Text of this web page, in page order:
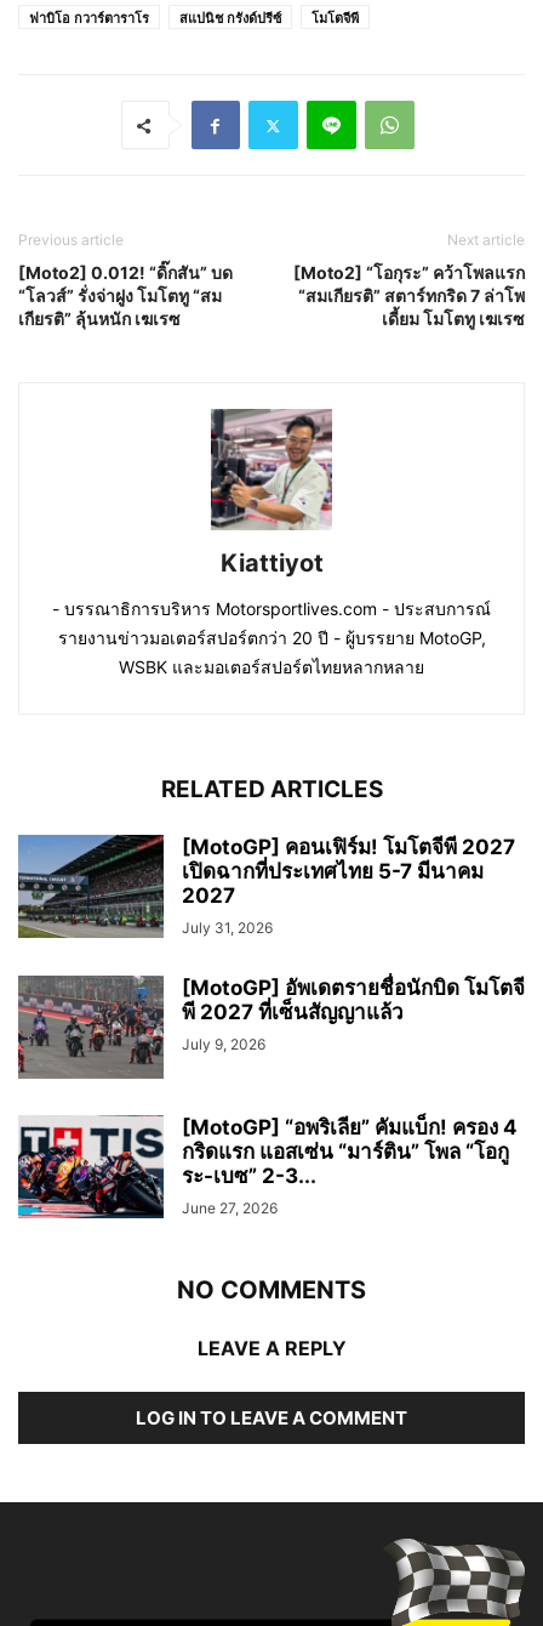
ฟาบิโอ กวาร์ตาราโร
สแปนิช กรังด์ปรีซ์ โมโตจีพี
Previous article
[Moto2] 0.012! “ดิ๊กสัน” บด
“โลวส์” รั่งจ่าฝูง โมโตทู “สม
เกียรติ” ลุ้นหนัก เฆเรซ
Next article
[Moto2] “โอกุระ” คว้าโพลแรก
“สมเกียรติ” สตาร์ทกริด 7 ล่าโพ
เดี้ยม โมโตทู เฆเรซ
Kiattiyot
- บรรณาธิการบริหาร Motorsportlives.com - ประสบการณ์
รายงานข่าวมอเตอร์สปอร์ตกว่า 20 ปี - ผู้บรรยาย MotoGP,
WSBK และมอเตอร์สปอร์ตไทยหลากหลาย
RELATED ARTICLES
[MotoGP] คอนเฟิร์ม! โมโตจีพี 2027
เปิดฉากที่ประเทศไทย 5-7 มีนาคม
2027
July 31, 2026
[MotoGP] อัพเดตรายชื่อนักบิด โมโตจี
พี 2027 ที่เซ็นสัญญาแล้ว
July 9, 2026
[MotoGP] “อพริเลีย” คัมแบ็ก! ครอง 4
กริดแรก แอสเซ่น “มาร์ติน” โพล “โอกู
ระ-เบซ” 2-3...
June 27, 2026
NO COMMENTS
LEAVE A REPLY
LOG IN TO LEAVE A COMMENT